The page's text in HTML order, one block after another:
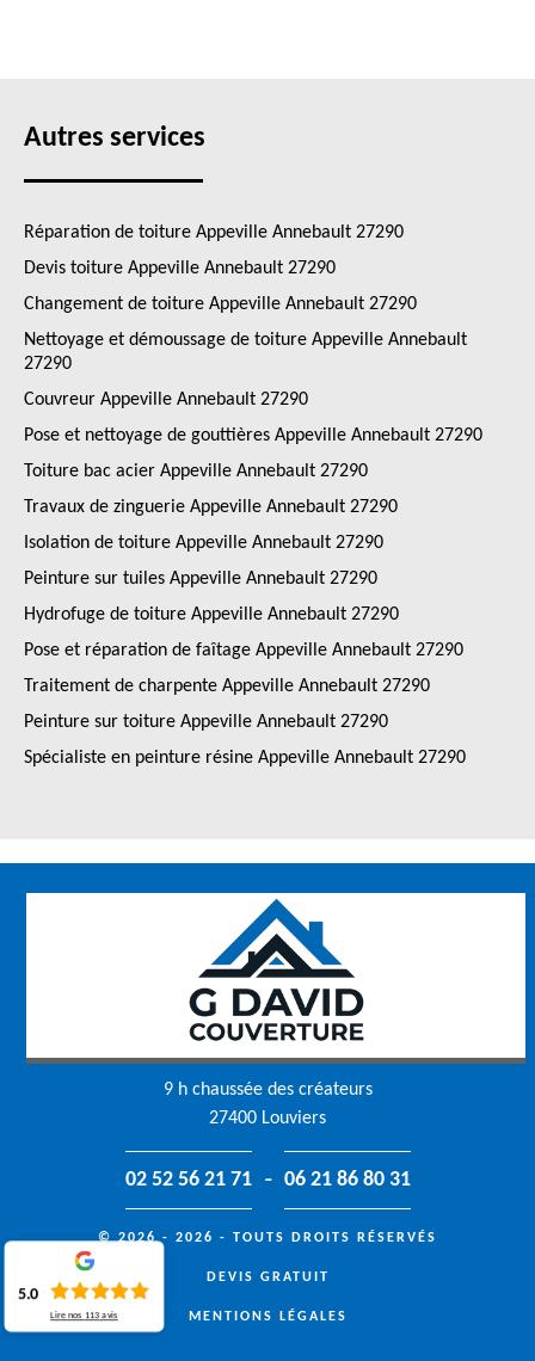
Autres services
Réparation de toiture Appeville Annebault 27290
Devis toiture Appeville Annebault 27290
Changement de toiture Appeville Annebault 27290
Nettoyage et démoussage de toiture Appeville Annebault
27290
Couvreur Appeville Annebault 27290
Pose et nettoyage de gouttières Appeville Annebault 27290
Toiture bac acier Appeville Annebault 27290
Travaux de zinguerie Appeville Annebault 27290
Isolation de toiture Appeville Annebault 27290
Peinture sur tuiles Appeville Annebault 27290
Hydrofuge de toiture Appeville Annebault 27290
Pose et réparation de faîtage Appeville Annebault 27290
Traitement de charpente Appeville Annebault 27290
Peinture sur toiture Appeville Annebault 27290
Spécialiste en peinture résine Appeville Annebault 27290
9 h chaussée des créateurs
27400 Louviers
02 52 56 21 71 - 06 21 86 80 31
© 2026 - 2026 - TOUTS DROITS RÉSERVÉS
DEVIS GRATUIT
MENTIONS LÉGALES
5.0
Lire nos 113 avis